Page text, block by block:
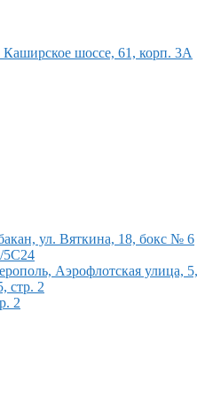
шоссе, 61, корп. 3А
ул. Вяткина, 18, бокс № 6
5С24
Аэрофлотская улица,
стр. 2
2